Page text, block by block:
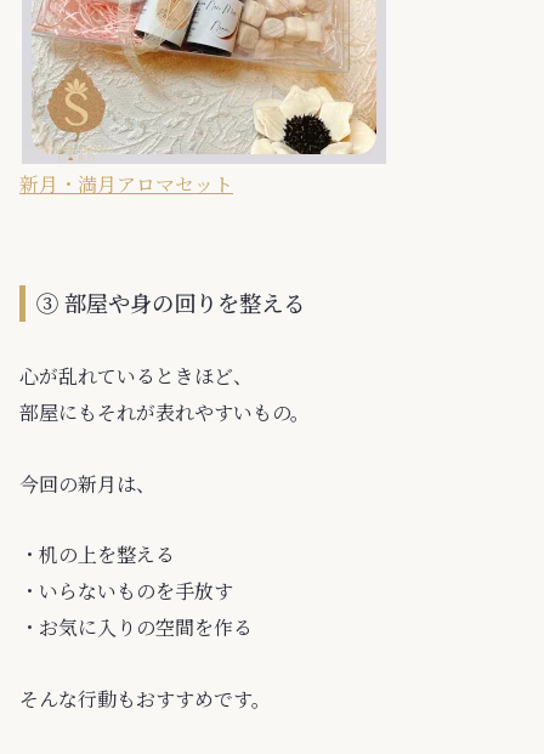
新月・満月アロマセット
③ 部屋や身の回りを整える
心が乱れているときほど、
部屋にもそれが表れやすいもの。
今回の新月は、
・机の上を整える
・いらないものを手放す
・お気に入りの空間を作る
そんな行動もおすすめです。